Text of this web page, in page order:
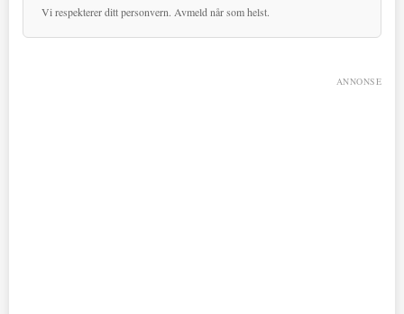
Vi respekterer ditt personvern. Avmeld når som helst.
ANNONSE